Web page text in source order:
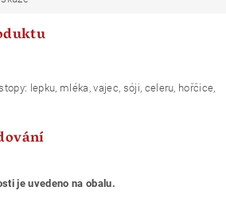
lepku, mléka, vajec, sóji, celeru, hořčice,
je uvedeno na obalu.